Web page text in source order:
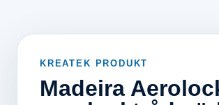
KREATEK PRODUKT
Madeira